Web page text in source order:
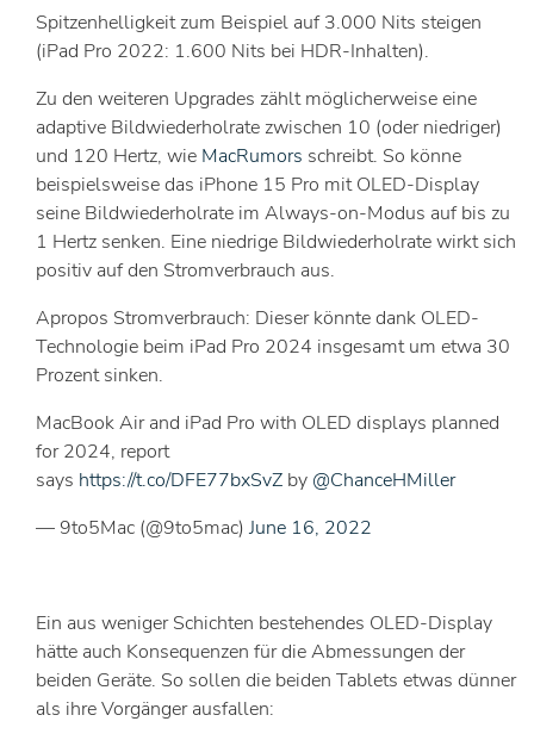
Spitzenhelligkeit zum Beispiel auf 3.000 Nits steigen
(iPad Pro 2022: 1.600 Nits bei HDR-Inhalten).
Zu den weiteren Upgrades zählt möglicherweise eine
adaptive Bildwiederholrate zwischen 10 (oder niedriger)
und 120 Hertz, wie MacRumors schreibt. So könne
beispielsweise das iPhone 15 Pro mit OLED-Display
seine Bildwiederholrate im Always-on-Modus auf bis zu
1 Hertz senken. Eine niedrige Bildwiederholrate wirkt sich
positiv auf den Stromverbrauch aus.
Apropos Stromverbrauch: Dieser könnte dank OLED-
Technologie beim iPad Pro 2024 insgesamt um etwa 30
Prozent sinken.
MacBook Air and iPad Pro with OLED displays planned
for 2024, report
says https://t.co/DFE77bxSvZ by @ChanceHMiller
— 9to5Mac (@9to5mac)June 16, 2022
Ein aus weniger Schichten bestehendes OLED-Display
hätte auch Konsequenzen für die Abmessungen der
beiden Geräte. So sollen die beiden Tablets etwas dünner
als ihre Vorgänger ausfallen: